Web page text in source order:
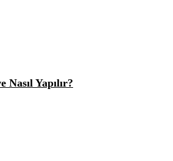
Nasıl Yapılır?